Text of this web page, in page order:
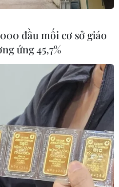
đớn vẫn cười tươi vì
thần'
3 tuổi sống tại Texas, Mỹ,
đầu mối cơ sở giáo
ứng 45,7%